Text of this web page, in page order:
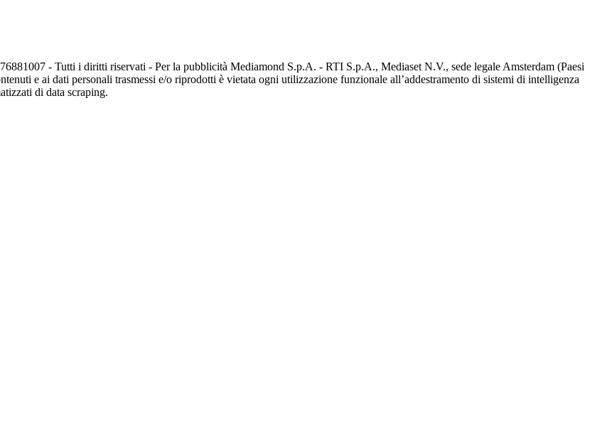
- Tutti i diritti riservati - Per la pubblicità Mediamond S.p.A. - RTI S.p.A., Mediaset N.V., sede legale Amsterdam (Paesi
e ai dati personali trasmessi e/o riprodotti è vietata ogni utilizzazione funzionale all’addestramento di sistemi di intelligenza
di data scraping.